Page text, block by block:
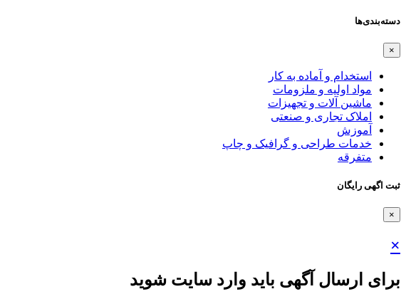
دسته‌بندی‌ها
×
استخدام و آماده به کار
مواد اولیه و ملزومات
ماشین آلات و تجهیزات
املاک تجاری و صنعتی
آموزش
خدمات طراحی و گرافیک و چاپ
متفرقه
ثبت اگهی رایگان
×
×
برای ارسال آگهی باید وارد سایت شوید